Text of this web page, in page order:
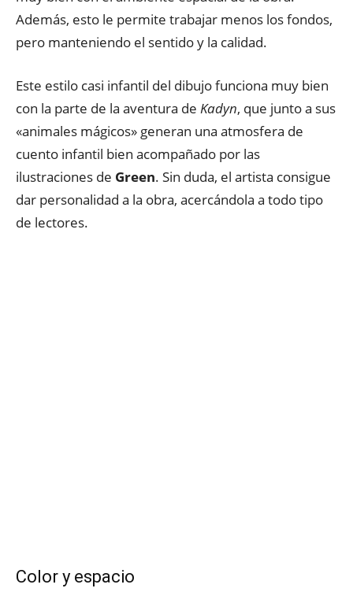
Además, esto le permite trabajar menos los fondos,
pero manteniendo el sentido y la calidad.
Este estilo casi infantil del dibujo funciona muy bien
con la parte de la aventura de Kadyn, que junto a sus
«animales mágicos» generan una atmosfera de
cuento infantil bien acompañado por las
ilustraciones de Green. Sin duda, el artista consigue
dar personalidad a la obra, acercándola a todo tipo
de lectores.
Color y espacio